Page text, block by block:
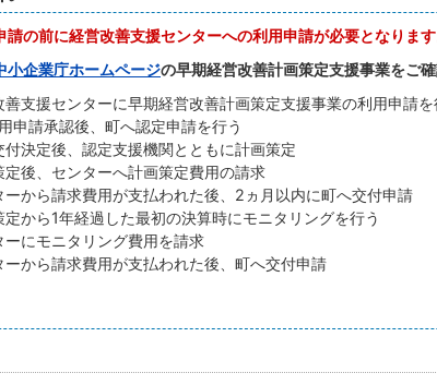
請の前に経営改善支援センターへの利用申請が必要となります
小企業庁ホームページの早期経営改善計画策定支援事業をご確
善支援センターに早期経営改善計画策定支援事業の利用申請を
申請承認後、町へ認定申請を行う
付決定後、認定支援機関とともに計画策定
定後、センターへ計画策定費用の請求
ーから請求費用が支払われた後、2ヵ月以内に町へ交付申請
定から1年経過した最初の決算時にモニタリングを行う
ーにモニタリング費用を請求
ーから請求費用が支払われた後、町へ交付申請